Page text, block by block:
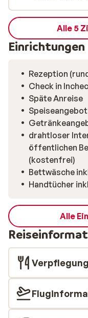
Alle 5
Einrichtungen
Rezeption
Check in
Späte Anreise
drahtloser
öffentlichen
(kostenfrei)
Bettwäsche
Handtücher
Alle
Verpflegung